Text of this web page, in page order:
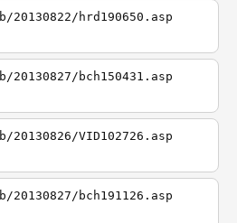
hrd190650.asp
bch150431.asp
VID102726.asp
bch191126.asp